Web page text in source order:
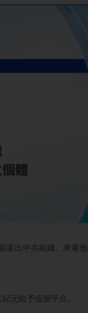
退出中共組織。來看他
元給予這個平台。